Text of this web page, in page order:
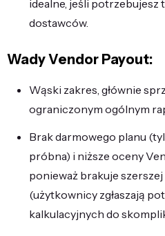
idealne, jeśli potrzebujesz
dostawców.
Wady Vendor Payout:
Wąski zakres, głównie
ograniczonym ogólnym
Brak darmowego planu
próbna) i niższe oceny
ponieważ brakuje
(użytkownicy zgłaszają
kalkulacyjnych do